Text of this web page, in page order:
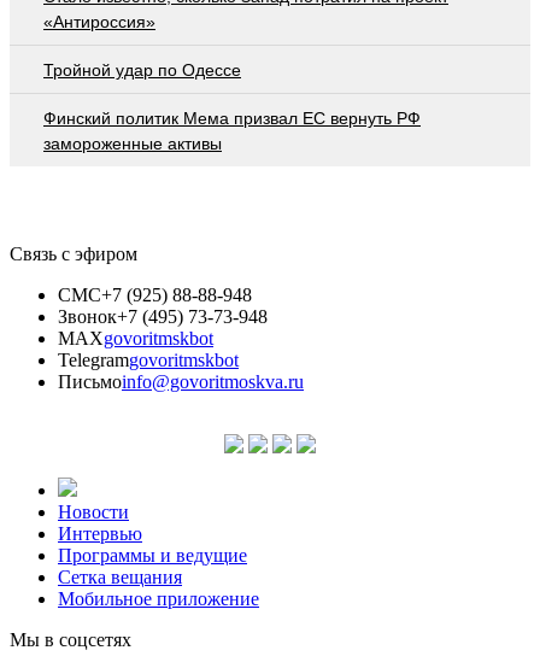
«Антироссия»
Тройной удар по Одессe
Финский политик Мема призвал ЕС вернуть РФ
замороженные активы
Связь с эфиром
СМС+7 (925) 88-88-948
Звонок+7 (495) 73-73-948
MAXgovoritmskbot
Telegramgovoritmskbot
Письмоinfo@govoritmoskva.ru
Новости
Интервью
Программы и ведущие
Сетка вещания
Мобильное приложение
Мы в соцсетях